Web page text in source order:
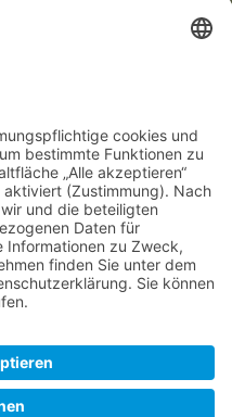
Kontaktformular
Impressum
Datenschutz